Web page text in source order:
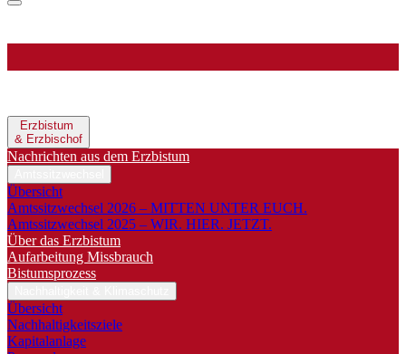
Erzbistum
& Erzbischof
Nachrichten aus dem Erzbistum
Übersicht
Amtssitzwechsel 2026 – MITTEN UNTER EUCH.
Amtssitzwechsel 2025 – WIR. HIER. JETZT.
Über das Erzbistum
Aufarbeitung Missbrauch
Bistumsprozess
Übersicht
Nachhaltigkeitsziele
Kapitalanlage